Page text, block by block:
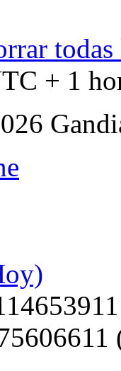
+ 1